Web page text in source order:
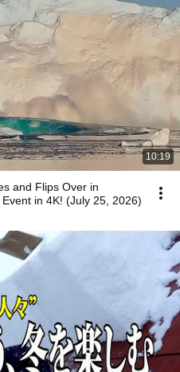
10:19
and Flips Over in
in 4K! (July 25, 2026)